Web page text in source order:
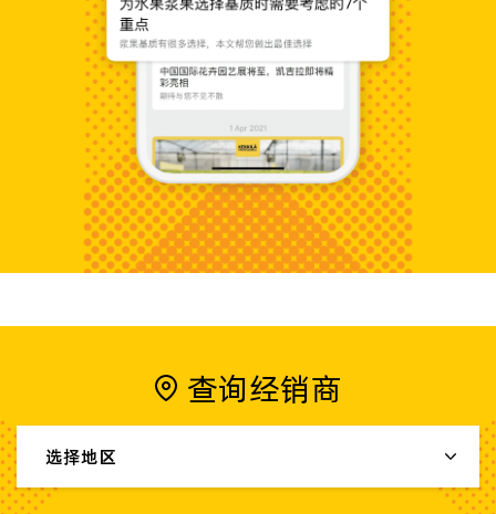
查询经销商
选择地区